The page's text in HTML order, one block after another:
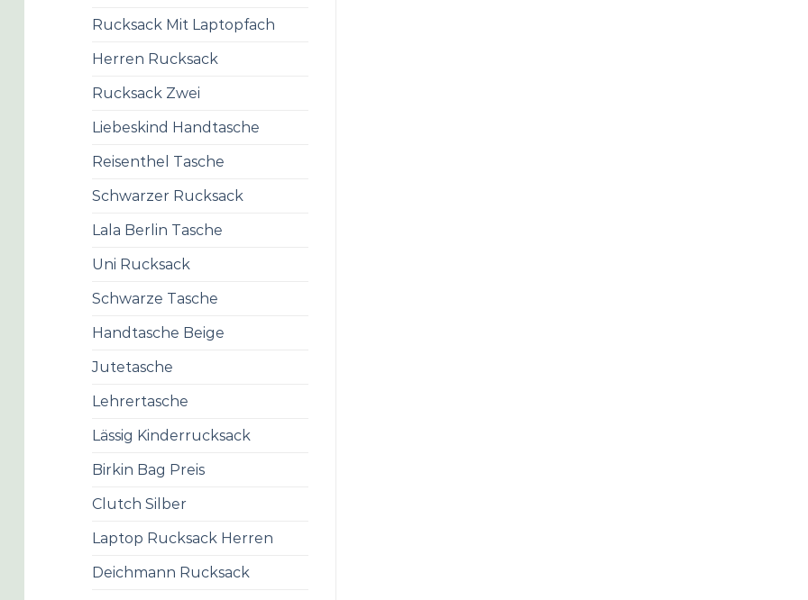
Rucksack Mit Laptopfach
Herren Rucksack
Rucksack Zwei
Liebeskind Handtasche
Reisenthel Tasche
Schwarzer Rucksack
Lala Berlin Tasche
Uni Rucksack
Schwarze Tasche
Handtasche Beige
Jutetasche
Lehrertasche
Lässig Kinderrucksack
Birkin Bag Preis
Clutch Silber
Laptop Rucksack Herren
Deichmann Rucksack